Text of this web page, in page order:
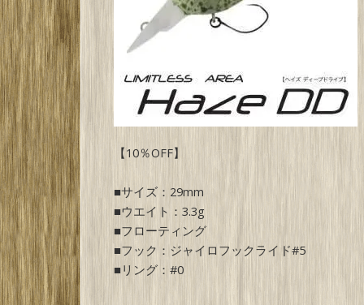
【10％OFF】
■サイズ：29mm
■ウエイト：3.3g
■フローティング
■フック：ジャイロフックライド#5
■リング：#0